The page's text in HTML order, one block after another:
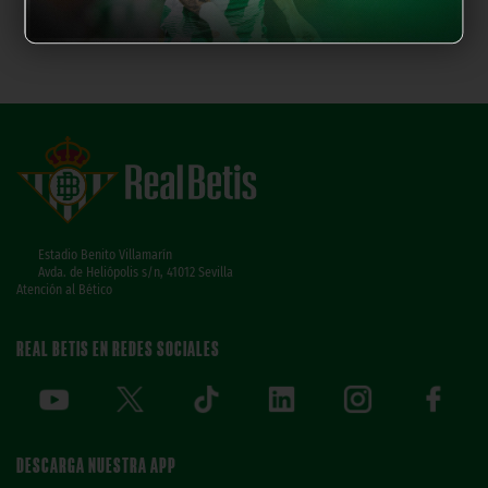
Estadio Benito Villamarín
Avda. de Heliópolis s/n, 41012 Sevilla
Atención al Bético
REAL BETIS EN REDES SOCIALES
DESCARGA NUESTRA APP